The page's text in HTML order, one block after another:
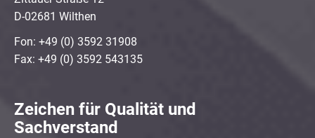
D-02681 Wilthen
Fon: +49 (0) 3592 31908
Fax: +49 (0) 3592 543135
Zeichen für Qualität und
Sachverstand